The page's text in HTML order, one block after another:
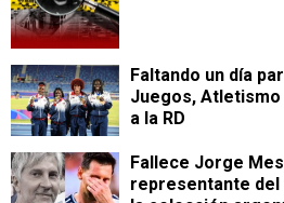
Faltando un día
Juegos,
a la RD
Fallece Jorge
representante del